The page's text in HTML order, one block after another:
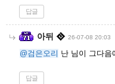
답글
아뒤 26-07-08 20:03
@검은오리 난 님이 그다음
답글